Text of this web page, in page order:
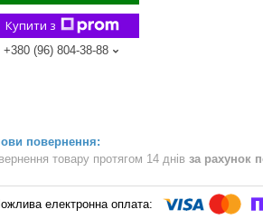
Купити з
+380 (96) 804-38-88
товару протягом 14 днів за рахунок